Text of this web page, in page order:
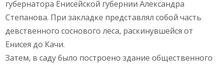
губернатора Енисейской губернии Александра
Степанова. При закладке представлял собой часть
девственного соснового леса, раскинувшейся от
Енисея до Качи.
Затем, в саду было построено здание общественного